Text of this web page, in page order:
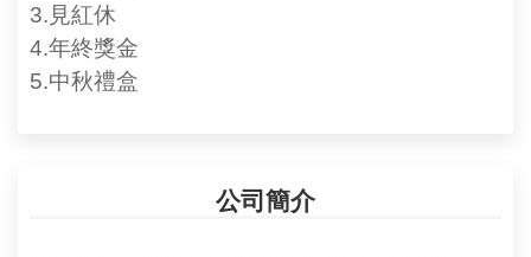
3.見紅休
4.年終獎金
5.中秋禮盒
公司簡介